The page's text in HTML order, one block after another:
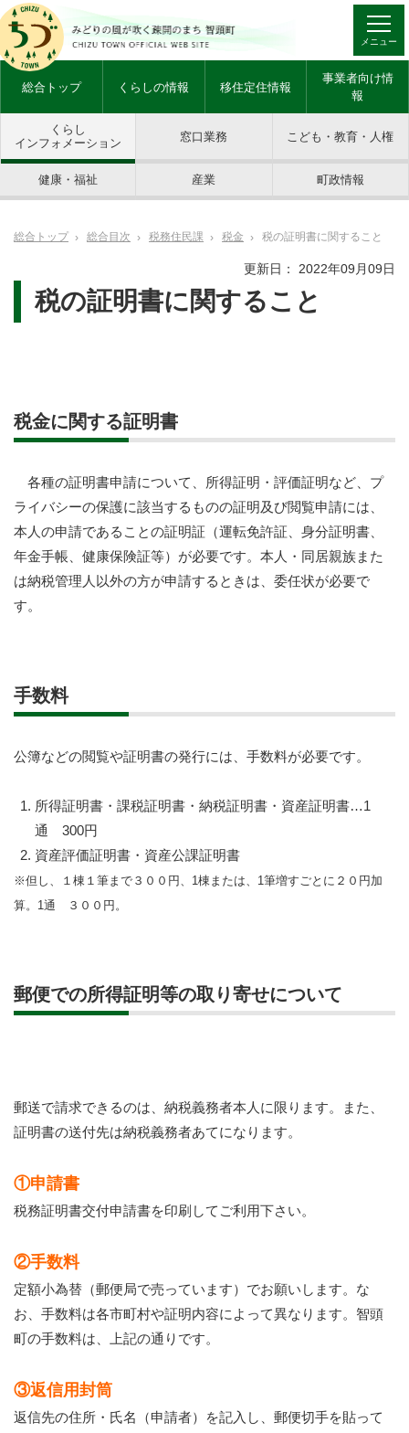
メニュー
総合トップ くらしの情報 移住定住情報
事業者向け情
報
くらし
インフォメーション
窓口業務 こども・教育・人権
健康・福祉 産業 町政情報
総合トップ 総合目次 税務住民課 税金 税の証明書に関すること
更新日： 2022年09月09日
税の証明書に関すること
税金に関する証明書
各種の証明書申請について、所得証明・評価証明など、プ
ライバシーの保護に該当するものの証明及び閲覧申請には、
本人の申請であることの証明証（運転免許証、身分証明書、
年金手帳、健康保険証等）が必要です。本人・同居親族また
は納税管理人以外の方が申請するときは、委任状が必要で
す。
手数料
公簿などの閲覧や証明書の発行には、手数料が必要です。
所得証明書・課税証明書・納税証明書・資産証明書…1
通 300円
資産評価証明書・資産公課証明書
※但し、１棟１筆まで３００円、1棟または、1筆増すごとに２０円加
算。1通 ３００円。
郵便での所得証明等の取り寄せについて
郵送で請求できるのは、納税義務者本人に限ります。また、
証明書の送付先は納税義務者あてになります。
①申請書
税務証明書交付申請書を印刷してご利用下さい。
②手数料
定額小為替（郵便局で売っています）でお願いします。な
お、手数料は各市町村や証明内容によって異なります。智頭
町の手数料は、上記の通りです。
③返信用封筒
返信先の住所・氏名（申請者）を記入し、郵便切手を貼って